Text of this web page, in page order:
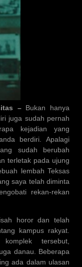
– Bukan hanya
juga sudah pernah
kejadian yang
berdiri. Apalagi
sudah berubah
terletak pada ujung
lembah Teksas
saya telah diminta
rekan-rekan
horor dan telah
kampus rakyat.
tersebut,
danau. Beberapa
ada dalam ulasan